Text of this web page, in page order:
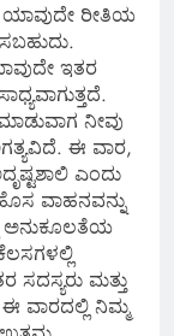
ಯಾವುದೇ ರೀತಿಯ
ಇತರ
ನೀವು
ಈ ವಾರ,
ಎಂದು
ವಾಹನವನ್ನು
ಅನುಕೂಲತೆಯ
ಸದಸ್ಯರು ಮತ್ತು
ವಾರದಲ್ಲಿ ನಿಮ್ಮ